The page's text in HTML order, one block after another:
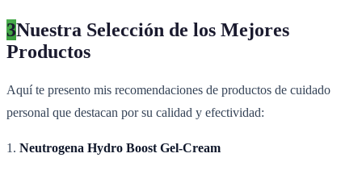
3Nuestra Selección de los Mejores
Productos
Aquí te presento mis recomendaciones de productos de cuidado
personal que destacan por su calidad y efectividad:
1. Neutrogena Hydro Boost Gel-Cream